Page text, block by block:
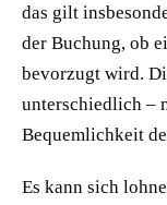
das gilt
der Buchung, ob
bevorzugt wird.
unterschiedlich –
Bequemlichkeit
Es kann sich